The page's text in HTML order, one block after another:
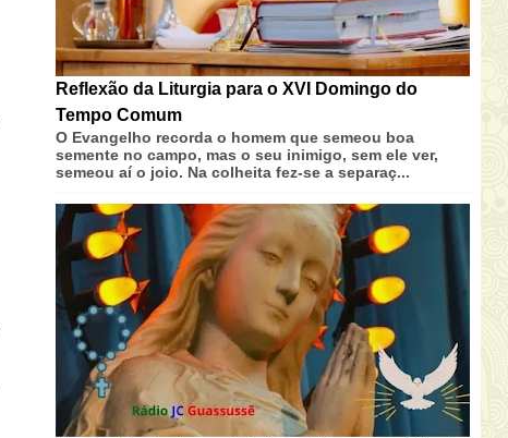
Reflexão da Liturgia para o XVI Domingo do
Tempo Comum
O Evangelho recorda o homem que semeou boa
semente no campo, mas o seu inimigo, sem ele ver,
semeou aí o joio. Na colheita fez-se a separaç...